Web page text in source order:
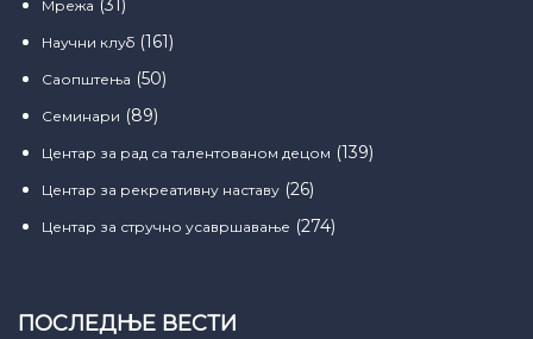
Мрежа (31)
Научни клуб (161)
Саопштења (50)
Семинари (89)
Центар за рад са талентованом децом (139)
Центар за рекреативну наставу (26)
Центар за стручно усавршавање (274)
ПОСЛЕДЊЕ ВЕСТИ